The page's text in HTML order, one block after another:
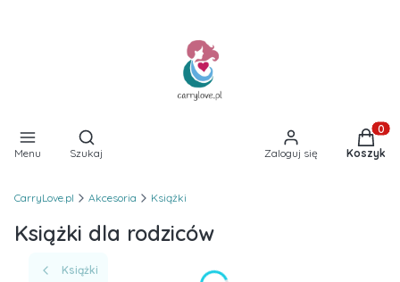
Menu
Otwórz wyszukiwarkę
Szukaj Zaloguj się Koszyk
CarryLove.pl Akcesoria Książki
Książki dla rodziców
Książki